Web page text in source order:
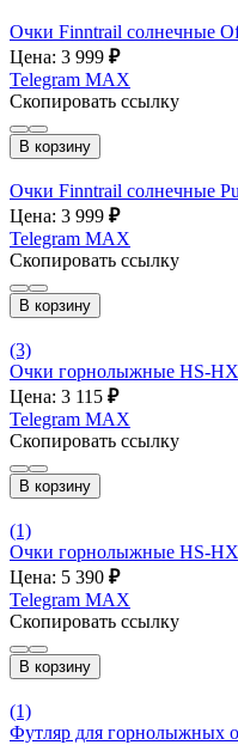
Очки Finntrail солнечные
Цена: 3 999 ₽
Telegram MAX
Скопировать ссылку
В корзину
Очки Finntrail солнечные
Цена: 3 999 ₽
Telegram MAX
Скопировать ссылку
В корзину
(3)
Очки горнолыжные HS-
Цена: 3 115 ₽
Telegram MAX
Скопировать ссылку
В корзину
(1)
Очки горнолыжные HS-
Цена: 5 390 ₽
Telegram MAX
Скопировать ссылку
В корзину
(1)
Футляр для горнолыжных